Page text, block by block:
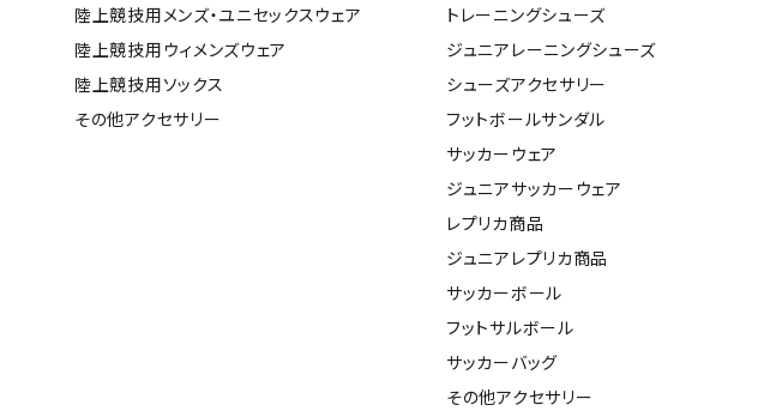
陸上競技用メンズ・ユニセックスウェア
陸上競技用ウィメンズウェア
陸上競技用ソックス
その他アクセサリー
トレーニングシューズ
ジュニアレーニングシューズ
シューズアクセサリー
フットボールサンダル
サッカーウェア
ジュニアサッカーウェア
レプリカ商品
ジュニアレプリカ商品
サッカーボール
フットサルボール
サッカーバッグ
その他アクセサリー